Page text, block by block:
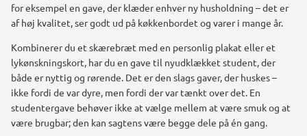
for eksempel en gave, der klæder enhver ny husholdning – det er
af høj kvalitet, ser godt ud på køkkenbordet og varer i mange år.
Kombinerer du et skærebræt med en personlig plakat eller et
lykønskningskort, har du en gave til nyudklækket student, der
både er nyttig og rørende. Det er den slags gaver, der huskes –
ikke fordi de var dyre, men fordi der var tænkt over det. En
studentergave behøver ikke at vælge mellem at være smuk og at
være brugbar; den kan sagtens være begge dele på én gang.